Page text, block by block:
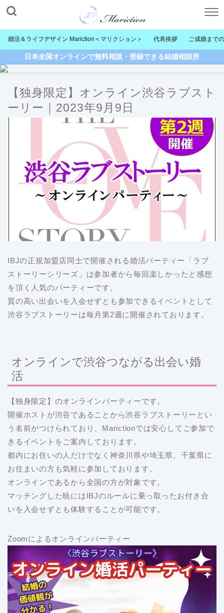
婚活＆ライフデザイン Mariction＜マリクション＞ 代表挨拶 ご成婚まで
日本全国オンラインで無料相談・登録できる結婚相談所
【独身限定】オンライン渋谷ラブスト
ーリー｜2023年9月9日
IBJの正規加盟店同士で開催される婚活パーティー「ラブ
ストーリーシリーズ」は参加者から毎回楽しかったと感想
を頂く人気のパーティーです。
質の高い出会いを入会せずとも参加できるイベントとして
渋谷ラブストーリーは毎月第2週に開催されております。
オンラインで渋谷つながる出会い婚
活
【独身限定】のオンラインパーティーです。
開催ホストが渋谷であることから渋谷ラブストーリーとい
う名前がつけられており、Marictionでは安心してご参加で
きるイベントをご案内しております。
都内にお住いの人だけでなく神奈川県や埼玉県、千葉県に
お住まいの方も気軽に参加しております。
オンラインであるから全国の方が対象です。
マッチングした暁にはIBJのルールに乗っ取ったお付き合
いを入会せずとも体験することが可能です。
Zoomによるオンラインパーティー